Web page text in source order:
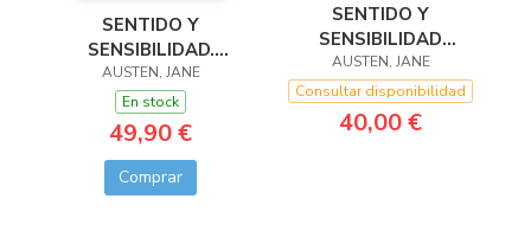
SENTIDO Y
SENSIBILIDAD.
EDICIÓN ANOTADA
AUSTEN, JANE
En stock
49,90 €
Comprar
SENTIDO Y
SENSIBILIDAD
(PANORAMA)
AUSTEN, JANE
Consultar disponibilidad
40,00 €